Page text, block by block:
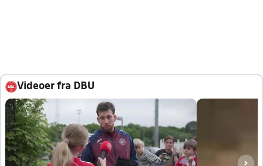
Videoer fra DBU